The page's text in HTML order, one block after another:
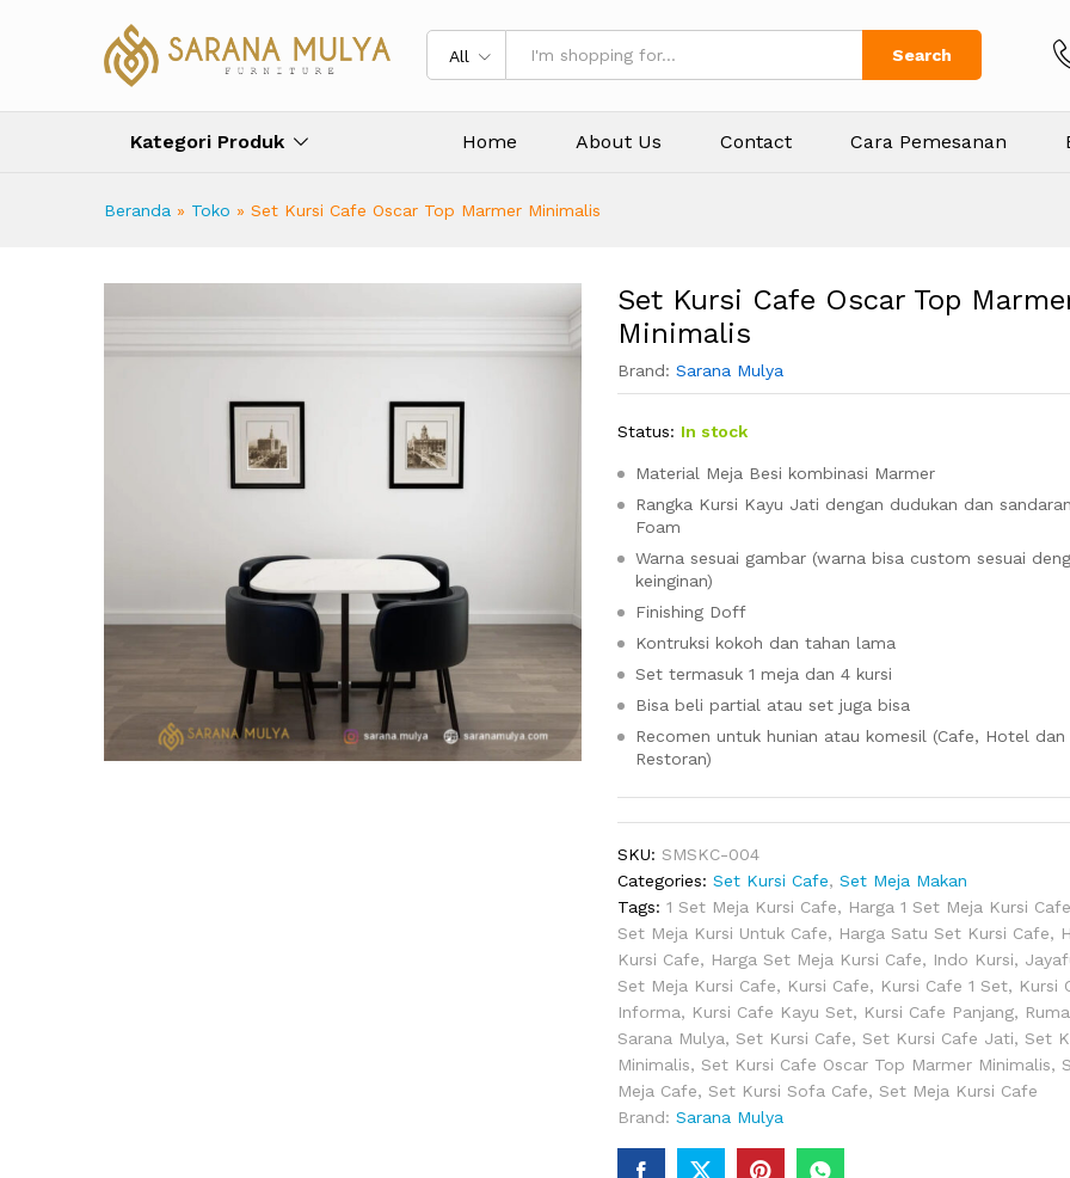
All Search
Kategori Produk Home About Us Contact Cara Pemesanan
Beranda » Toko » Set Kursi Cafe Oscar Top Marmer Minimalis
Set Kursi Cafe Oscar Top
Minimalis
Brand:Sarana Mulya
Status: In stock
Material Meja Besi kombinasi Marmer
Rangka Kursi Kayu Jati dengan dudukan dan
Foam
Warna sesuai gambar (warna bisa custom sesuai
keinginan)
Finishing Doff
Kontruksi kokoh dan tahan lama
Set termasuk 1 meja dan 4 kursi
Bisa beli partial atau set juga bisa
Recomen untuk hunian atau komesil (Cafe, Hotel dan
Restoran)
SKU:SMSKC-004
Categories:Set Kursi Cafe,Set Meja Makan
Tags:1 Set Meja Kursi Cafe, Harga 1 Set Meja Kursi
Set Meja Kursi Untuk Cafe, Harga Satu Set Kursi Cafe,
Kursi Cafe, Harga Set Meja Kursi Cafe, Indo Kursi,
Set Meja Kursi Cafe, Kursi Cafe, Kursi Cafe 1 Set, Kursi
Informa, Kursi Cafe Kayu Set, Kursi Cafe Panjang,
Sarana Mulya,Set Kursi Cafe,Set Kursi Cafe Jati,Set
Minimalis,Set Kursi Cafe Oscar Top Marmer Minimalis,
Meja Cafe,Set Kursi Sofa Cafe,Set Meja Kursi Cafe
Brand:Sarana Mulya
Set Kursi Cafe Oscar Top Marmer Minimalis